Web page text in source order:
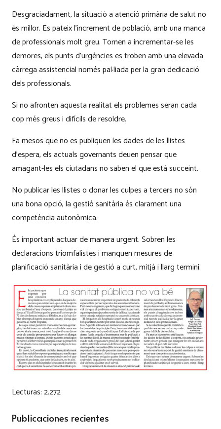
Desgraciadament, la situació a atenció primària de salut no
és millor. Es pateix l’increment de població, amb una manca
de professionals molt greu. Tornen a incrementar-se les
demores, els punts d’urgències es troben amb una elevada
càrrega assistencial només pal·liada per la gran dedicació
dels professionals.
Si no afronten aquesta realitat els problemes seran cada
cop més greus i difícils de resoldre.
Fa mesos que no es publiquen les dades de les llistes
d’espera, els actuals governants deuen pensar que
amagant-les els ciutadans no saben el que està succeint.
No publicar les llistes o donar les culpes a tercers no són
una bona opció, la gestió sanitària és clarament una
competència autonòmica.
És important actuar de manera urgent. Sobren les
declaracions triomfalistes i manquen mesures de
planificació sanitària i de gestió a curt, mitjà i llarg termini.
Lecturas:2.272
Publicaciones recientes